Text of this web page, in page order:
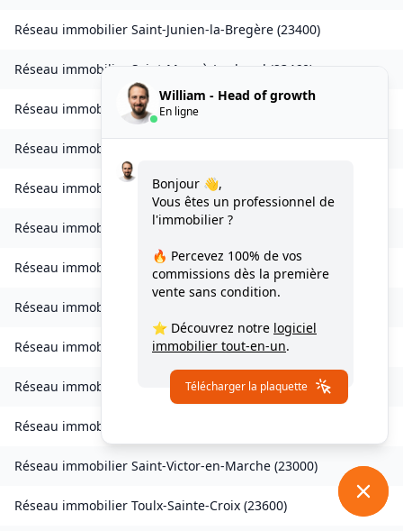
Réseau immobilier Saint-Junien-la-Bregère (23400)
Réseau immobilier Saint-Marc-à-Loubaud (23460)
Réseau immobilierSaint-Martial-le-Mont
Réseau immobilier
Réseau immobilier Saint-Médard-la-Rochette
Réseau immobilier Saint-Merd-la-Breuille
Réseau immobilier Saint-Pardoux-d'Arnet( 23260)
Réseau immobilier
Réseau immobilier Saint-Priest-Palus(23400)
Réseau immobilier Saint-Quentin-la-Chabanne(23500
Réseau immobilier
Réseau immobilier Saint-Victor-en-Marche (23000)
Réseau immobilier Toulx-Sainte-Croix (23600)
William - Head of growth
En ligne
Bonjour 👋,
Vous êtes un professionnel de
l'immobilier ?
🔥 Percevez 100% de vos
commissions dès la première
vente sans condition.
⭐ Découvrez notre logiciel
immobilier tout-en-un.
Télécharger la plaquette